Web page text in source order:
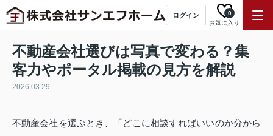
ログイン
お気に入り
0
不動産会社選びは写真で変わる？集
客力やポータル掲載の見方を解説
2026.03.29
不動産会社を選ぶとき、「どこに相談すればいいのか分から